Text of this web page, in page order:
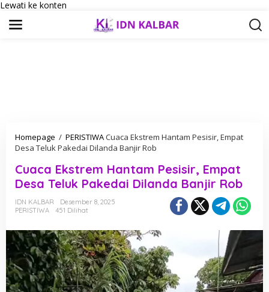
Lewati ke konten
Homepage / PERISTIWACuaca Ekstrem Hantam Pesisir, Empat
Desa Teluk Pakedai Dilanda Banjir Rob
Cuaca Ekstrem Hantam Pesisir, Empat
Desa Teluk Pakedai Dilanda Banjir Rob
IDN KALBAR
Desember 8, 2025
PERISTIWA
451 Dilihat